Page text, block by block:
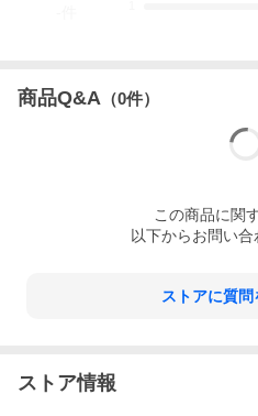
ランク 全体
持ち手 ・コバ
表面 ・細か
商品Q&A （0件）
この商品に関
以下からお問い合
ストアに質問
ストア情報